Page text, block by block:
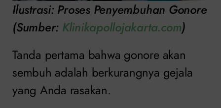
Ilustrasi: Proses Penyembuhan Gonore
(Sumber: Klinikapollojakarta.com)
Tanda pertama bahwa gonore akan
sembuh adalah berkurangnya gejala
yang Anda rasakan.